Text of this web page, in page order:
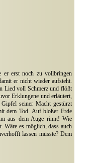
er erst noch zu vollbringen
er nicht wieder aufsteht.
Lied voll Schmerz und flößt
Erklungene und erläutert,
seiner Macht gestürzt
dem Tod. Auf bloßer Erde
aus dem Auge rinnt! Wie
Wäre es möglich, dass auch
lassen müsste? Dem